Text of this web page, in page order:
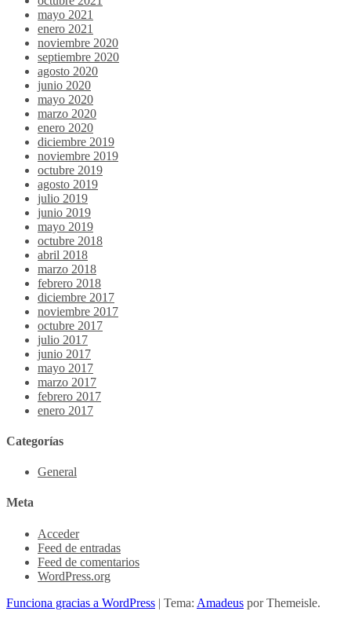
mayo 2021
enero 2021
noviembre 2020
septiembre 2020
agosto 2020
junio 2020
mayo 2020
marzo 2020
enero 2020
diciembre 2019
noviembre 2019
octubre 2019
agosto 2019
julio 2019
junio 2019
mayo 2019
octubre 2018
abril 2018
marzo 2018
febrero 2018
diciembre 2017
noviembre 2017
octubre 2017
julio 2017
junio 2017
mayo 2017
marzo 2017
febrero 2017
enero 2017
Categorías
General
Meta
Acceder
Feed de entradas
Feed de comentarios
WordPress.org
Funciona gracias a WordPress | Tema: Amadeus por Themeisle.